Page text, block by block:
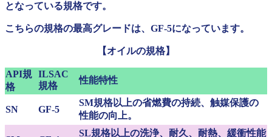
となっている規格です。
こちらの規格の最高グレードは、GF-5になっています。
【オイルの規格】
API規
格
ILSAC
規格
性能特性
SN GF-5
SM規格以上の省燃費の持続、触媒保護の
性能の向上。
SL規格以上の洗浄、耐久、耐熱、緩衝性能